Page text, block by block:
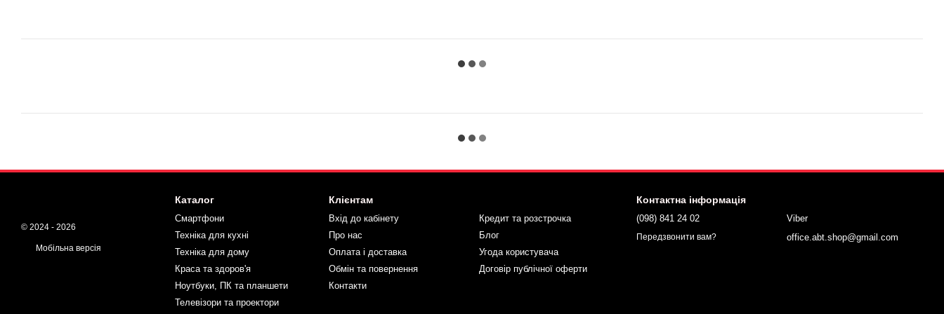
© 2024 - 2026
Мобільна версія
Каталог
Смартфони
Техніка для кухні
Техніка для дому
Краса та здоров'я
Ноутбуки, ПК та планшети
Телевізори та проектори
Клієнтам
Вхід до кабінету
Про нас
Оплата і доставка
Обмін та повернення
Контакти
Кредит та розстрочка
Блог
Угода користувача
Договір публічної оферти
Контактна інформація
(098) 841 24 02
Передзвонити вам?
Viber
office.abt.shop@gmail.com